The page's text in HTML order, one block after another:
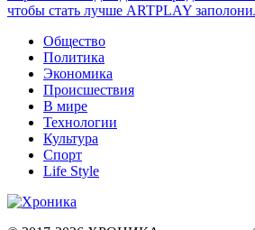
чтобы стать лучше ARTPLAY
Общество
Политика
Экономика
Происшествия
В мире
Технологии
Культура
Спорт
Life Style